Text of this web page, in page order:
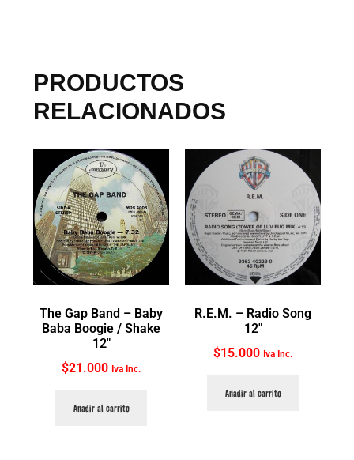
PRODUCTOS
RELACIONADOS
The Gap Band ‎– Baby
Baba Boogie / Shake
12″
$21.000 Iva Inc.
Añadir al carrito
R.E.M. ‎– Radio Song
12″
$15.000 Iva Inc.
Añadir al carrito